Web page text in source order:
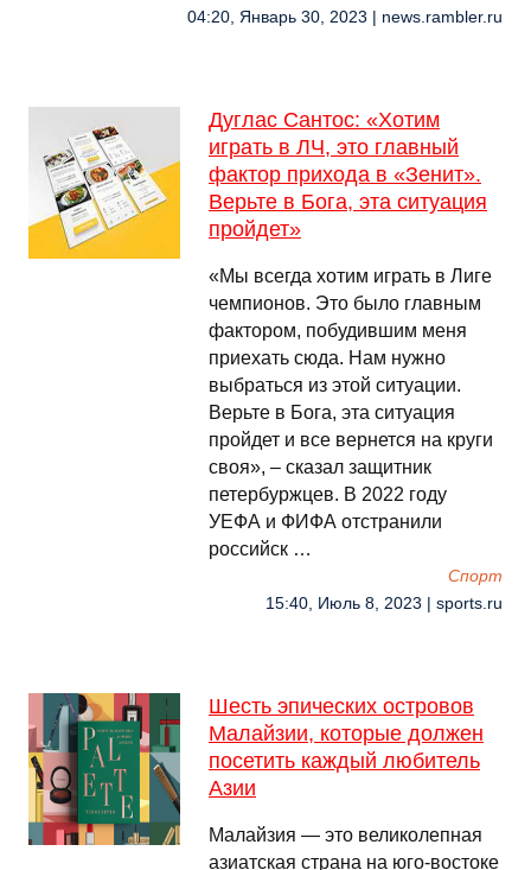
04:20, Январь 30, 2023 | news.rambler.ru
Дуглас Сантос: «Хотим
играть в ЛЧ, это главный
фактор прихода в «Зенит».
Верьте в Бога, эта ситуация
пройдет»
«Мы всегда хотим играть в Лиге
чемпионов. Это было главным
фактором, побудившим меня
приехать сюда. Нам нужно
выбраться из этой ситуации.
Верьте в Бога, эта ситуация
пройдет и все вернется на круги
своя», – сказал защитник
петербуржцев. В 2022 году
УЕФА и ФИФА отстранили
российск …
Спорт
15:40, Июль 8, 2023 | sports.ru
Шесть эпических островов
Малайзии, которые должен
посетить каждый любитель
Азии
Малайзия — это великолепная
азиатская страна на юго-востоке